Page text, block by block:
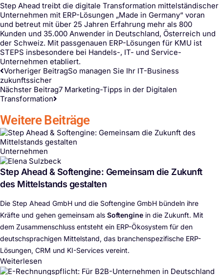
Step Ahead treibt die digitale Transformation mittelständischer
Unternehmen mit ERP-Lösungen „Made in Germany“ voran
und betreut mit über 25 Jahren Erfahrung mehr als 800
Kunden und 35.000 Anwender in Deutschland, Österreich und
der Schweiz. Mit passgenauen ERP-Lösungen für KMU ist
STEPS insbesondere bei Handels-, IT- und Service-
Unternehmen etabliert.
Vorheriger BeitragSo managen Sie Ihr IT-Business
zukunftssicher
Nächster Beitrag7 Marketing-Tipps in der Digitalen
Transformation
Weitere Beiträge
Unternehmen
Step Ahead & Softengine: Gemeinsam die Zukunft
des Mittelstands gestalten
Die Step Ahead GmbH und die Softengine GmbH bündeln ihre
Kräfte und gehen gemeinsam als Softengine in die Zukunft. Mit
dem Zusammenschluss entsteht ein ERP-Ökosystem für den
deutschsprachigen Mittelstand, das branchenspezifische ERP-
Lösungen, CRM und KI-Services vereint.
Weiterlesen